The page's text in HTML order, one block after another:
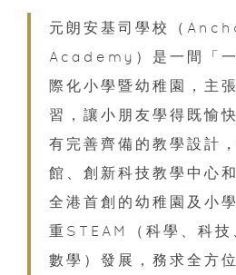
元朗安基司學校（
Academy）是一間「
際化小學暨幼稚園，主
習，讓小朋友學得既愉
有完善齊備的教學設計
館、創新科技教學中心
全港首創的幼稚園及小
重STEAM（科學、科技
數學）發展，務求全方